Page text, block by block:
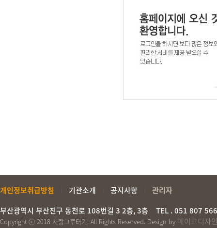
개인정보취급방침 기관소개 공지사항
관리자
부산광역시 부산진구 동천로 108번길 3 2층, 3층 TEL . 051 807
Copyright ⓒ 2018 사랑그루터기. All Rights Reserved. Design by 메이크디자